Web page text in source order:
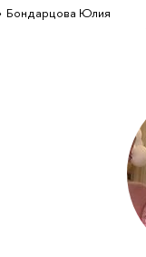
Бондарцова Юлия